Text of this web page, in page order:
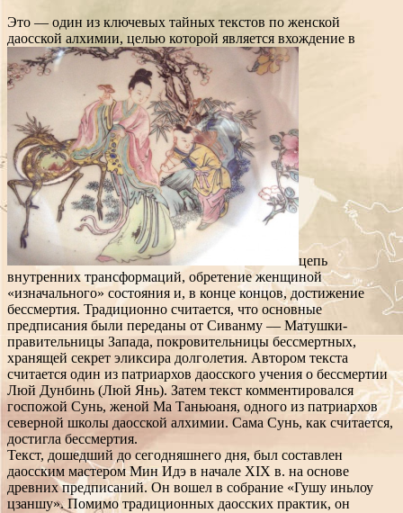
Это — один из ключевых тайных текстов по женской
даосской алхимии, целью которой является вхождение в
цепь
внутренних трансформаций, обретение женщиной
«изначального» состояния и, в конце концов, достижение
бессмертия. Традиционно считается, что основные
предписания были переданы от Сиванму — Матушки-
правительницы Запада, покровительницы бессмертных,
хранящей секрет эликсира долголетия. Автором текста
считается один из патриархов даосского учения о бессмертии
Люй Дунбинь (Люй Янь). Затем текст комментировался
госпожой Сунь, женой Ма Таньюаня, одного из патриархов
северной школы даосской алхимии. Сама Сунь, как считается,
достигла бессмертия.
Текст, дошедший до сегодняшнего дня, был составлен
даосским мастером Мин Идэ в начале XIX в. на основе
древних предписаний. Он вошел в собрание «Гушу иньлоу
цзаншу». Помимо традиционных даосских практик, он